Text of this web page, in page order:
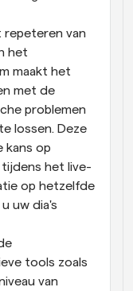
repeteren van
het
maakt het
met de
problemen
lossen. Deze
kans op
het live-
op hetzelfde
uw dia's
tools zoals
van